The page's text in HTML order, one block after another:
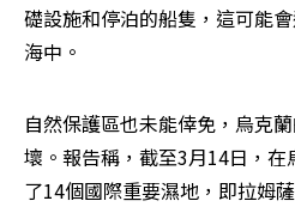
礎設施和停泊的船隻，這可能
海中。
自然保護區也未能倖免，烏克
壞。報告稱，截至3月14日，
了14個國際重要濕地，即拉姆